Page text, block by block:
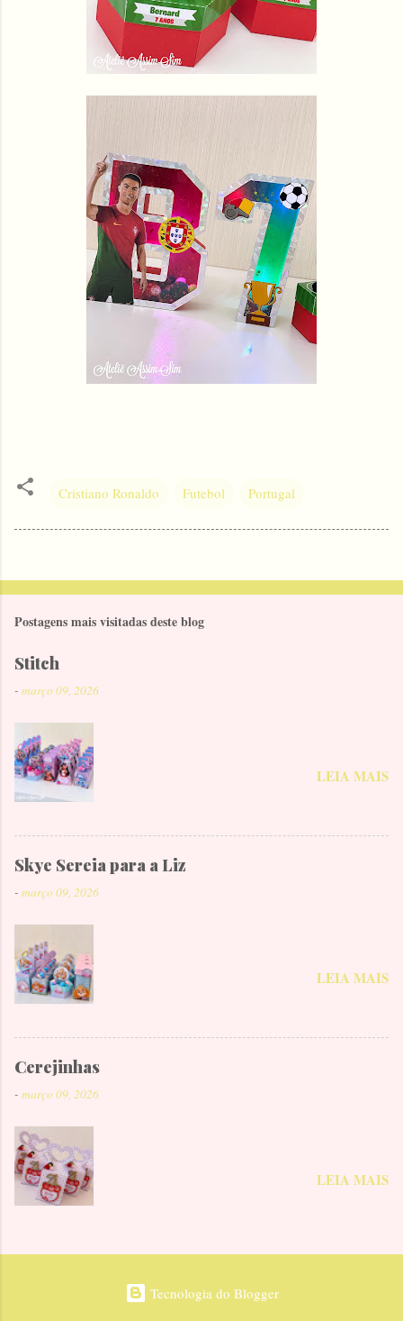
Cristiano Ronaldo Futebol Portugal
Postagens mais visitadas deste blog
Stitch
- março 09, 2026
LEIA MAIS
Skye Sereia para a Liz
- março 09, 2026
LEIA MAIS
Cerejinhas
- março 09, 2026
LEIA MAIS
Tecnologia do Blogger